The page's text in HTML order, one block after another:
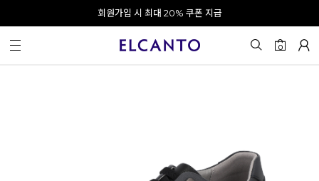
오전 10시 이전 결제 완료 시 오늘 출발!
회원가입 시 최대 20% 쿠폰 지급
0